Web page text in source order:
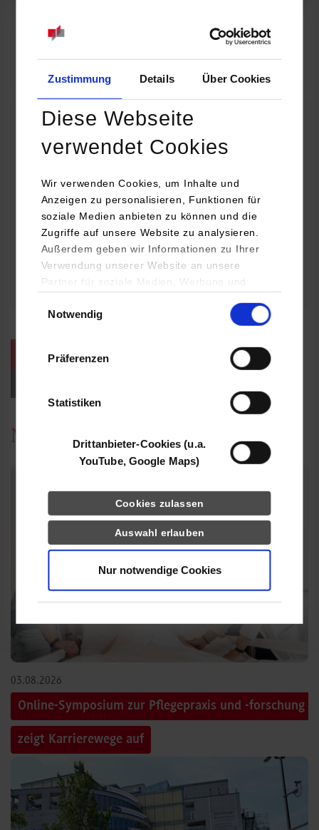
Zustimmung Details Über Cookies
Diese Webseite
verwendet Cookies
Wir verwenden Cookies, um Inhalte und
Anzeigen zu personalisieren, Funktionen für
soziale Medien anbieten zu können und die
Zugriffe auf unsere Website zu analysieren.
Außerdem geben wir Informationen zu Ihrer
Verwendung unserer Website an unsere
Partner für soziale Medien, Werbung und
YouTube, Google Maps) führen diese
Daten zusammen, die Sie ihnen bereitgestellt
haben oder die sie im Rahmen Ihrer Nutzung
Notwendig
Präferenzen
Statistiken
Drittanbieter-Cookies (u.a.
YouTube, Google Maps)
Cookies zulassen
Auswahl erlauben
Nur notwendige Cookies
Online INDIS-Infoveranstaltung für Studierende
Zum Event
Technologietag: Clean Urban Transportation –
nachhaltige Mobilität im (sub)urbanen Umfeld
16.09.2026 - 17.09.2026
Im Mittelpunkt stehen elektrische Antriebe, moderne
Batterietechnologien und innovative Fahrzeugkonzepte für
nachhaltige Mobilität in Stadt und…
weitere Veranstaltungen / Termine
News
03.08.2026
Online-Symposium zur Pflegepraxis und -forschung
zeigt Karrierewege auf